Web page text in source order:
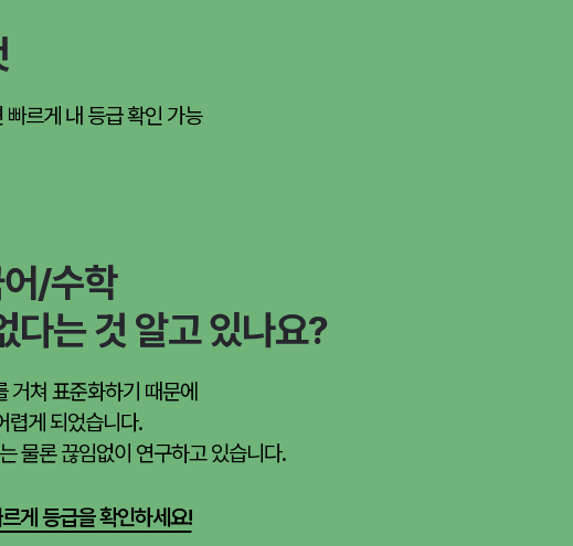
르게 내 등급 확인 가능
/수학
다는 것 알고 있나요?
거쳐 표준화하기 때문에
렵게 되었습니다.
물론 끊임없이 연구하고 있습니다.
게 등급을 확인하세요!